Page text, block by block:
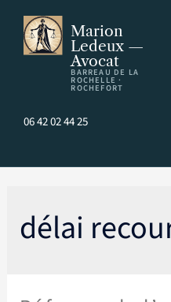
Marion
Ledeux —
Avocat
BARREAU DE LA
ROCHELLE ·
ROCHEFORT
06 42 02 44 25
délai